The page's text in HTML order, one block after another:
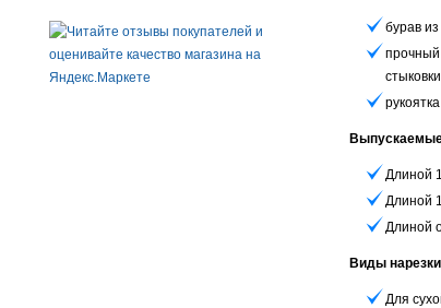
бурав
Длиной
Длиной
Длиной
Виды
Для